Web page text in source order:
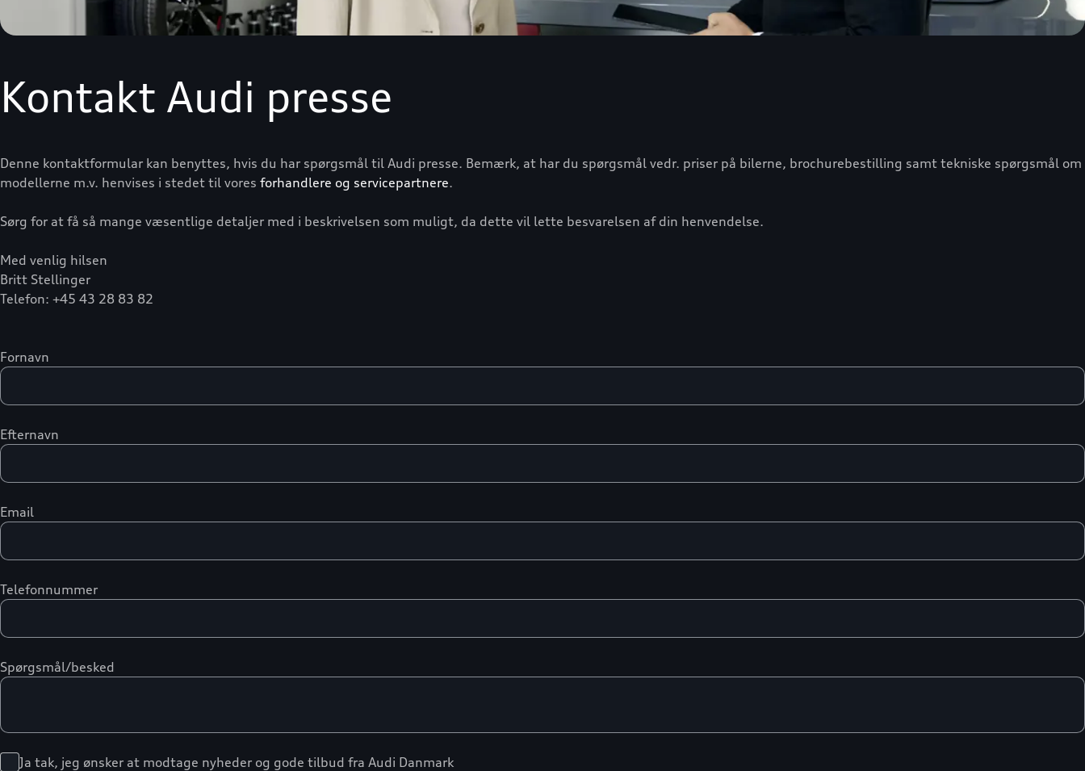
Kontakt Audi presse
Denne kontaktformular kan benyttes, hvis du har spørgsmål til Audi presse. Bemærk, at har du spørgsmål vedr. priser på bilerne, brochurebestilling samt tekniske spørgsmål om
modellerne m.v. henvises i stedet til vores forhandlere og servicepartnere.
Sørg for at få så mange væsentlige detaljer med i beskrivelsen som muligt, da dette vil lette besvarelsen af din henvendelse.
Med venlig hilsen
Britt Stellinger
Telefon: +45 43 28 83 82
Fornavn
Efternavn
Email
Telefonnummer
Spørgsmål/besked
Ja tak, jeg ønsker at modtage nyheder og gode tilbud fra Audi Danmark